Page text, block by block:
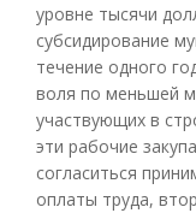
уровне тысячи
субсидирование
течение одного
воля по меньшей
участвующих в
эти рабочие
согласиться
оплаты труда,